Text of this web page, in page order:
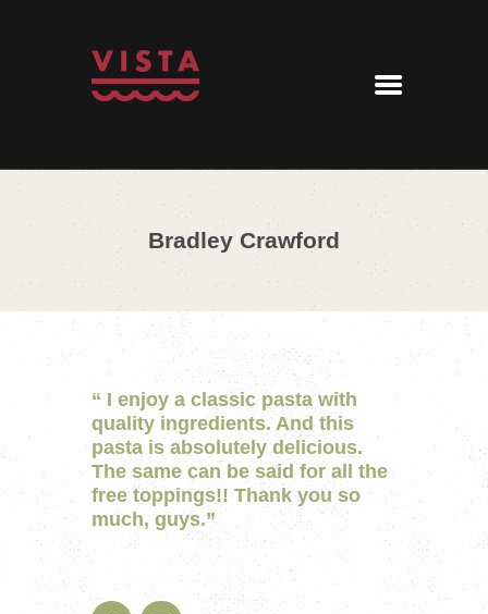
Bradley Crawford
ÚVOD
MENU
360° PROHLÍDKA
“ I enjoy a classic pasta with
quality ingredients. And this
pasta is absolutely delicious.
The same can be said for all the
free toppings!! Thank you so
much, guys.”